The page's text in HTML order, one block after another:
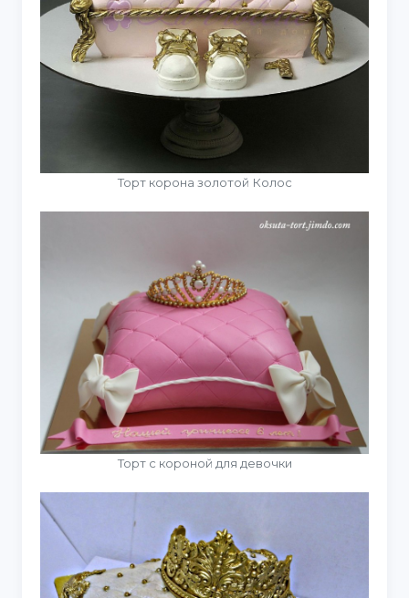
Торт корона золотой Колос
Торт с короной для девочки